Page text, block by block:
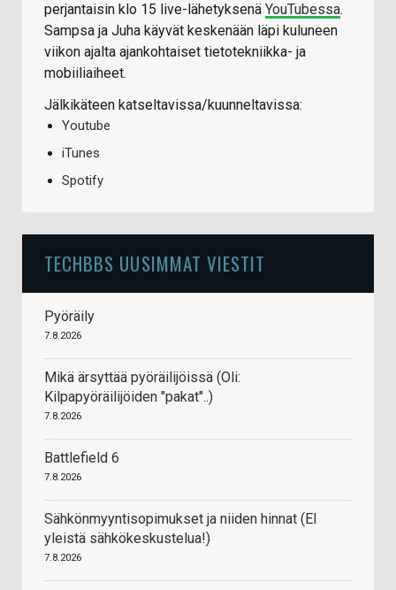
perjantaisin klo 15 live-lähetyksenä YouTubessa.
Sampsa ja Juha käyvät keskenään läpi kuluneen
viikon ajalta ajankohtaiset tietotekniikka- ja
mobiiliaiheet.
Jälkikäteen katseltavissa/kuunneltavissa:
Youtube
iTunes
Spotify
TECHBBS UUSIMMAT VIESTIT
Pyöräily
7.8.2026
Mikä ärsyttää pyöräilijöissä (Oli:
Kilpapyöräilijöiden "pakat"..)
7.8.2026
Battlefield 6
7.8.2026
Sähkönmyyntisopimukset ja niiden hinnat (EI
yleistä sähkökeskustelua!)
7.8.2026